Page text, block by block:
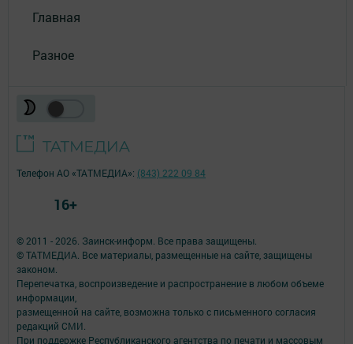
Главная
Разное
© 2011 - 2026. Заинск-информ. Все права защищены.
© ТАТМЕДИА. Все материалы, размещенные на сайте, защищены
законом.
Перепечатка, воспроизведение и распространение в любом объеме
информации,
размещенной на сайте, возможна только с письменного согласия
редакций СМИ.
При поддержке Республиканского агентства по печати и массовым
Телефон АО «ТАТМЕДИА»: (843) 222 09 84
16+